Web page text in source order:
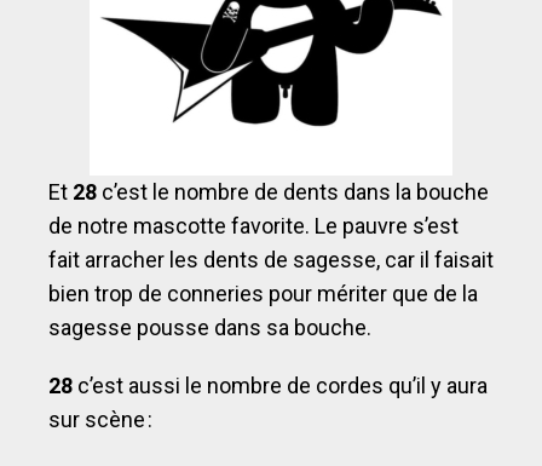
Et 28 c’est le nombre de dents dans la bouche
de notre mascotte favorite. Le pauvre s’est
fait arracher les dents de sagesse, car il faisait
bien trop de conneries pour mériter que de la
sagesse pousse dans sa bouche.
28 c’est aussi le nombre de cordes qu’il y aura
sur scène :